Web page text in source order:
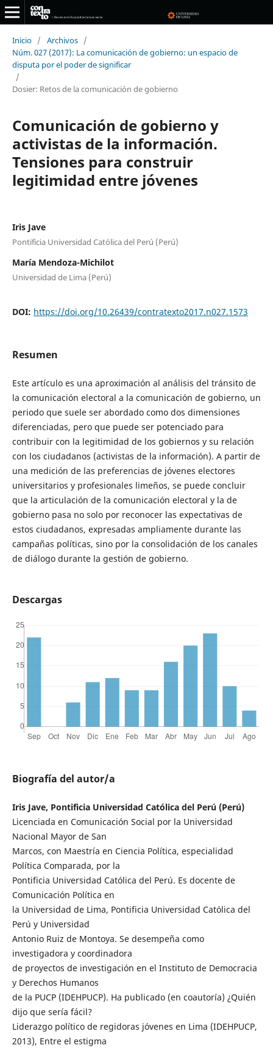
Inicio / Archivos /
Núm. 027 (2017): La comunicación de gobierno: un espacio de
disputa por el poder de significar
/
Dosier: Retos de la comunicación de gobierno
Comunicación de gobierno y
activistas de la información.
Tensiones para construir
legitimidad entre jóvenes
Iris Jave
Pontificia Universidad Católica del Perú (Perú)
María Mendoza-Michilot
Universidad de Lima (Perú)
DOI: https://doi.org/10.26439/contratexto2017.n027.1573
Resumen
Este artículo es una aproximación al análisis del tránsito de
la comunicación electoral a la comunicación de gobierno, un
periodo que suele ser abordado como dos dimensiones
diferenciadas, pero que puede ser potenciado para
contribuir con la legitimidad de los gobiernos y su relación
con los ciudadanos (activistas de la información). A partir de
una medición de las preferencias de jóvenes electores
universitarios y profesionales limeños, se puede concluir
que la articulación de la comunicación electoral y la de
gobierno pasa no solo por reconocer las expectativas de
estos ciudadanos, expresadas ampliamente durante las
campañas políticas, sino por la consolidación de los canales
de diálogo durante la gestión de gobierno.
Descargas
Biografía del autor/a
Iris Jave, Pontificia Universidad Católica del Perú (Perú)
Licenciada en Comunicación Social por la Universidad
Nacional Mayor de San
Marcos, con Maestría en Ciencia Política, especialidad
Política Comparada, por la
Pontificia Universidad Católica del Perú. Es docente de
Comunicación Política en
la Universidad de Lima, Pontificia Universidad Católica del
Perú y Universidad
Antonio Ruiz de Montoya. Se desempeña como
investigadora y coordinadora
de proyectos de investigación en el Instituto de Democracia
y Derechos Humanos
de la PUCP (IDEHPUCP). Ha publicado (en coautoría) ¿Quién
dijo que sería fácil?
Liderazgo político de regidoras jóvenes en Lima (IDEHPUCP,
2013), Entre el estigma